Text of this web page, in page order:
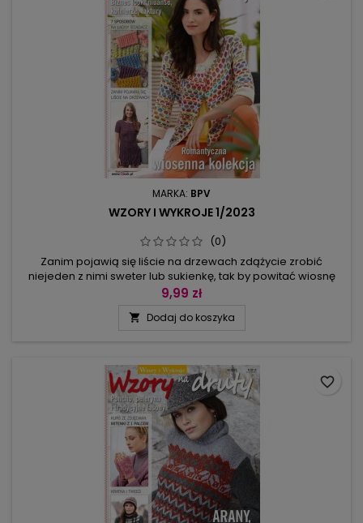
MARKA: BPV
WZORY I WYKROJE 1/2023
(0)
Zanim pojawią się liście na drzewach zdążycie zrobić
niejeden z nimi sweter lub sukienkę, tak by powitać wiosnę
w pełni swojej urody. Bo nie mogąc się doczekać ciepłych
numerze przygotowaliśmy modele jak z botanicznego
9,99 zł
 Dodaj do koszyka
favorite_border